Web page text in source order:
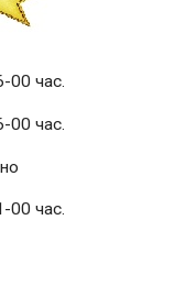
00 час.
00 час.
00 час.